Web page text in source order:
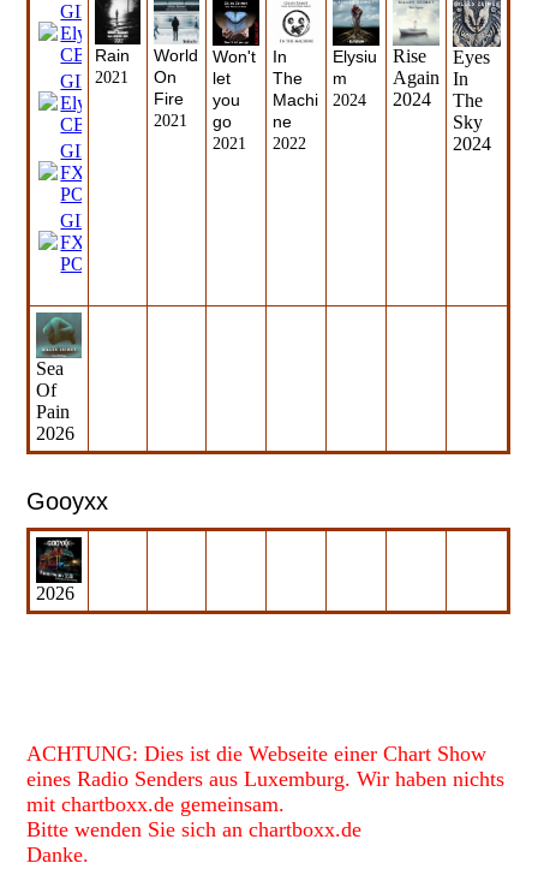
GIlles Zeimet
Elysium FX
CB.mp3(367.92KB)
GIlles Zeimet
Elysium FX
CB.mp3
(367.92KB)
GIlles Zeimet Elysium
FX
POA.mp3
GIlles Zeimet Elysium
FX
POA.mp3
Rain
2021
World
On
Fire
2021
Won't
let
you
go
2021
In
The
Machi
ne
2022
Elysiu
m
2024
Rise
Again
2024
Eyes
In
The
Sky
2024
Sea
Of
Pain
2026
Gooyxx
2026
ACHTUNG: Dies ist die Webseite einer Chart Show
eines Radio Senders aus Luxemburg.Wir haben nichts
mit chartboxx.de gemeinsam.
Bitte wenden Sie sich an chartboxx.de
Danke.